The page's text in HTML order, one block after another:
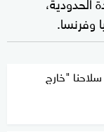
وفرنسا.
"خارج